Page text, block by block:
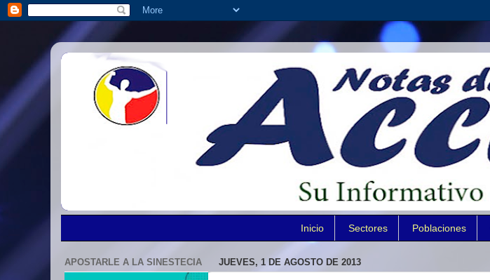
Inicio Sectores Poblaciones
JUEVES, 1 DE AGOSTO DE 2013
APOSTARLE A LA SINESTECIA